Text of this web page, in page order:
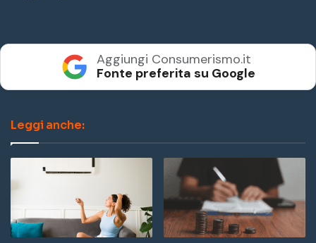
Aggiungi Consumerismo.it
Fonte preferita su Google
Leggi anche: